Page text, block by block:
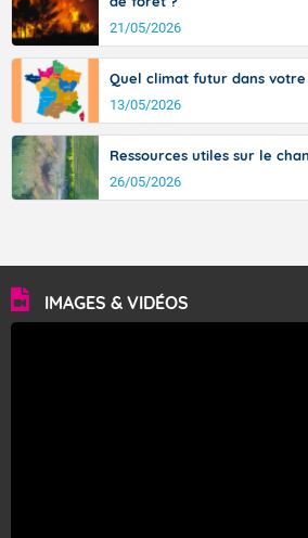
21/05/2026
Quel climat futur dans
13/05/2026
Ressources utiles sur le
26/05/2026
IMAGES & VIDÉOS